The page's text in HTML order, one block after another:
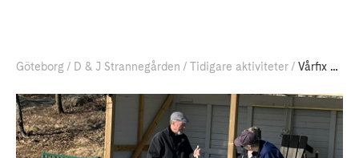
Göteborg D & J Strannegården Tidigare aktiviteter Vårfix på Strannegården 2025